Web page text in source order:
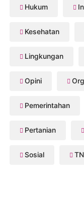
Hukum
Kesehatan
Lingkungan
Opini
Pemerintahan
Pertanian
Sosial